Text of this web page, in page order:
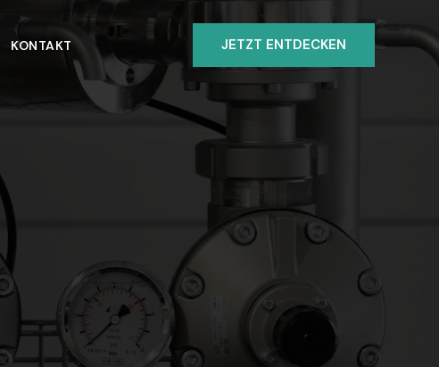
KONTAKT JETZT ENTDECKEN